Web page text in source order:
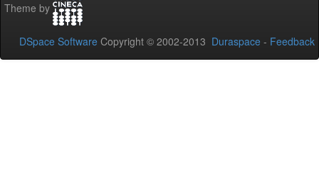
Theme by
DSpace Software Copyright © 2002-2013 Duraspace - Feedback